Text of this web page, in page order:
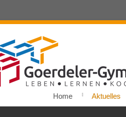
Home Aktuelles